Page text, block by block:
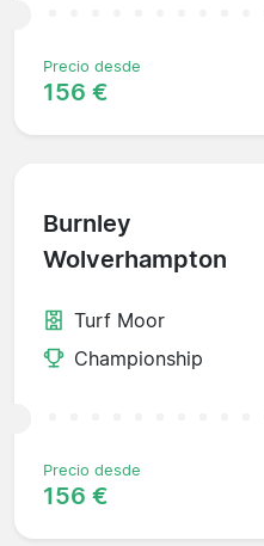
Precio desde
156 €
Burnley
Wolverhampton
Turf Moor
Championship
Precio desde
156 €